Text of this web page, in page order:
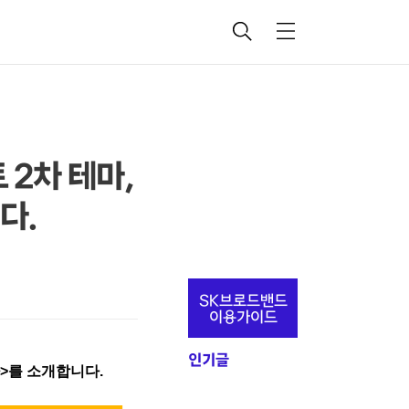
검
메
2차 테마,
.
를 소개합니다.
추
정
보
SK브로드밴드
이용가이드
인기글